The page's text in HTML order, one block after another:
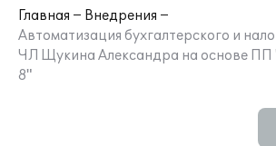
Главная
Внедрения
Автоматизация бухгалтерского и
ЧЛ Щукина Александра на основе ПП
8"